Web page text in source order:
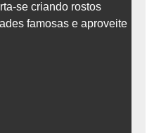
se criando rostos
famosas e aproveite